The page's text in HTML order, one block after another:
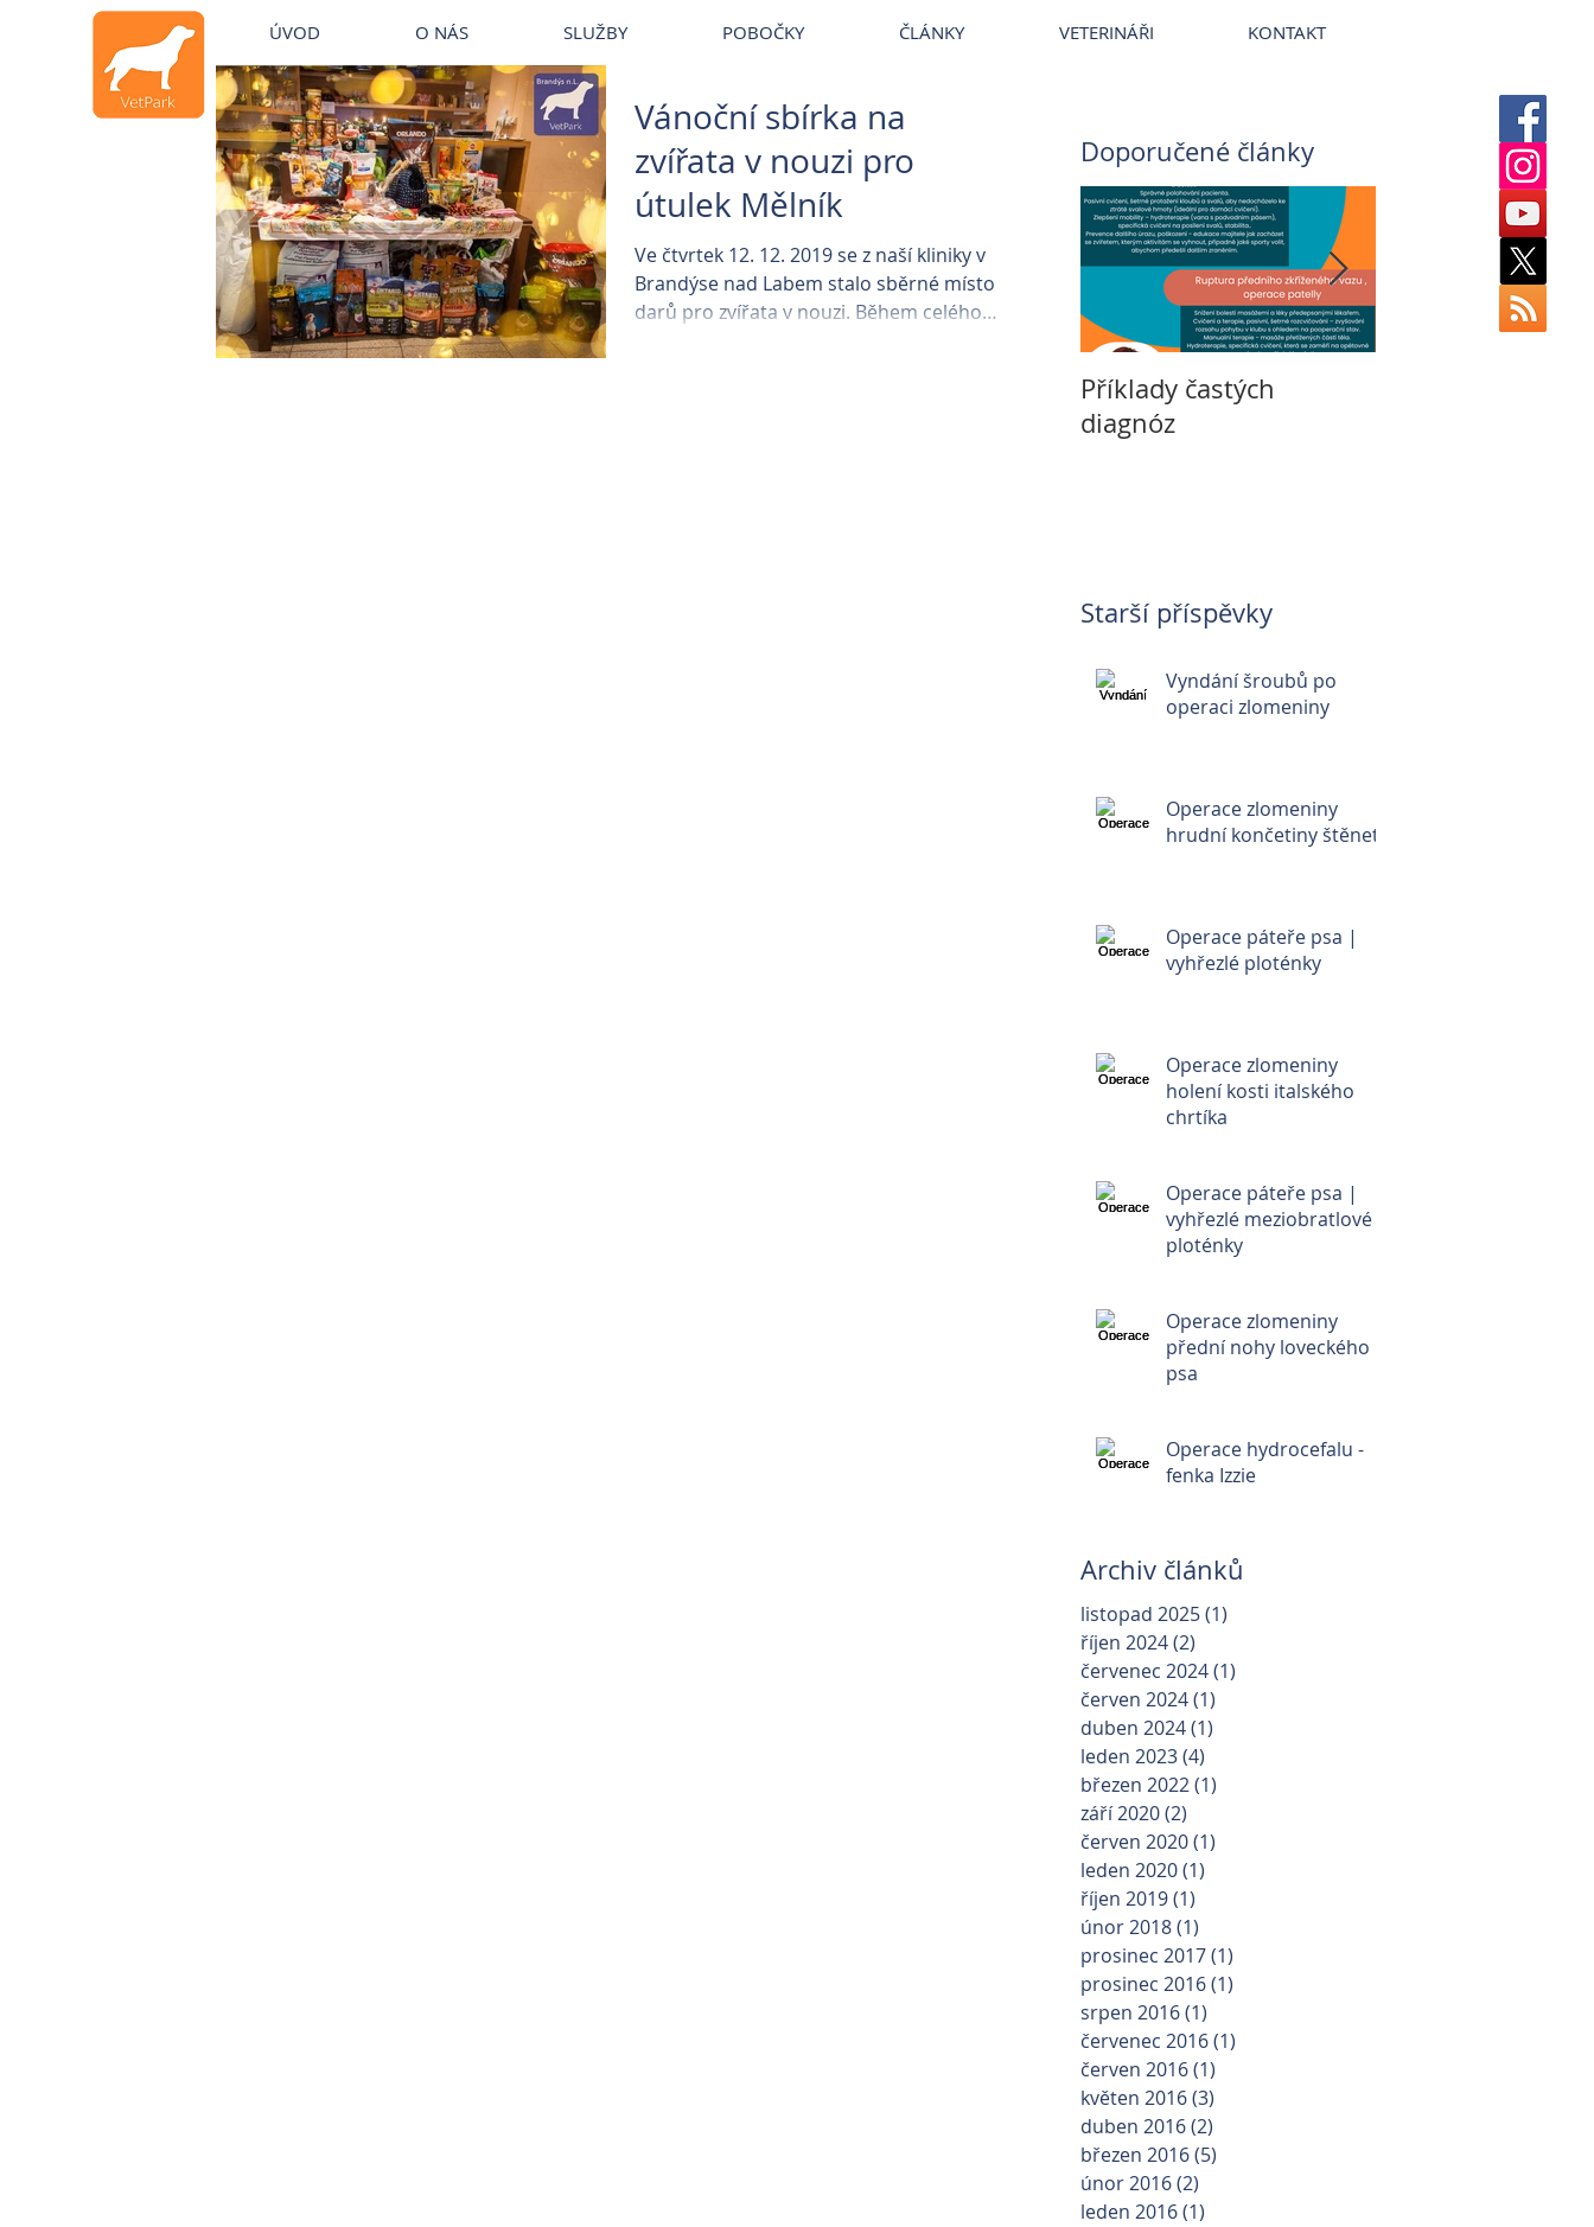
Veterinární klinika Mělník ÚVOD O NÁS SLUŽBY POBOČKY ČLÁNKY VETERINÁŘI KONTAKT
Vánoční sbírka na
zvířata v nouzi pro
útulek Mělník
Ve čtvrtek 12. 12. 2019 se z naší kliniky v
Brandýse nad Labem stalo sběrné místo
darů pro zvířata v nouzi. Během celého
Doporučené články
Příklady častých
diagnóz
Starší příspěvky
Vyndání šroubů po
operaci zlomeniny
Operace zlomeniny
hrudní končetiny štěnete
Operace páteře psa |
vyhřezlé ploténky
Operace zlomeniny
holení kosti italského
chrtíka
Operace páteře psa |
vyhřezlé meziobratlové
ploténky
Operace zlomeniny
přední nohy loveckého
psa
Operace hydrocefalu -
fenka Izzie
Archiv článků
listopad 2025(1)
říjen 2024(2)
červenec 2024(1)
červen 2024(1)
duben 2024(1)
leden 2023(4)
březen 2022(1)
září 2020(2)
červen 2020(1)
leden 2020(1)
říjen 2019(1)
únor 2018(1)
prosinec 2017(1)
prosinec 2016(1)
srpen 2016(1)
červenec 2016(1)
červen 2016(1)
květen 2016(3)
duben 2016(2)
březen 2016(5)
únor 2016(2)
leden 2016(1)